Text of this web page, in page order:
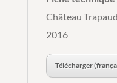
Château
2016
Télécharger